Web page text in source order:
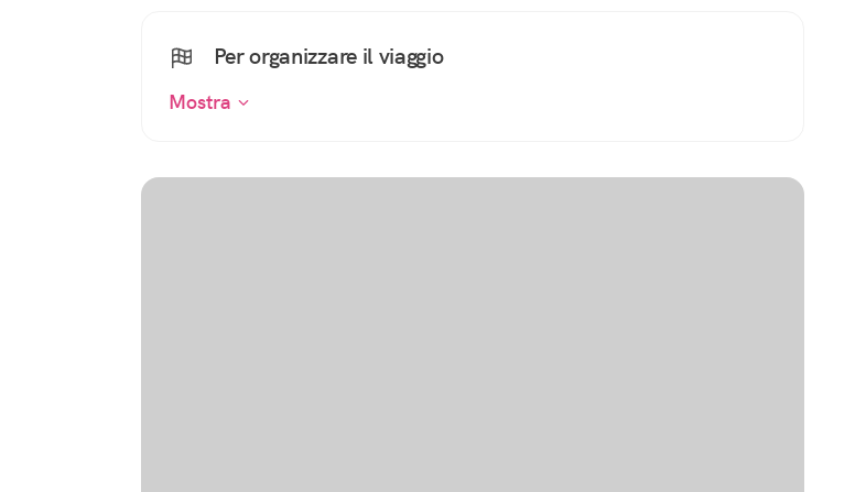
Per organizzare il viaggio
Mostra